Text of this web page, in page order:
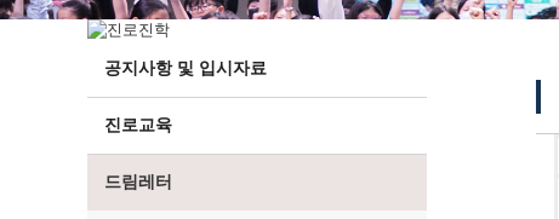
공지사항 및 입시자료
진로교육
드림레터